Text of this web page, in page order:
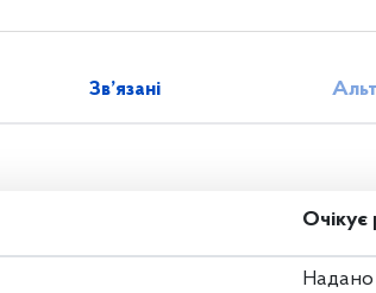
Зв’язані
Очікує
Надано